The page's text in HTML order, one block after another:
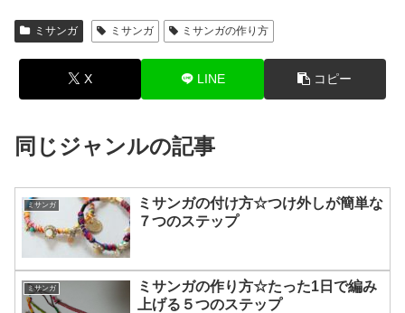
ミサンガ ミサンガ ミサンガの作り方
X LINE コピー
同じジャンルの記事
ミサンガ
ミサンガの付け方☆つけ外しが簡単な
７つのステップ
ミサンガ
ミサンガの作り方☆たった1日で編み
上げる５つのステップ